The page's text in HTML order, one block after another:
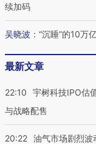
数智科技“链”接产
续加码
吴晓波 ： “沉睡”的10万
最新文章
22:10
宇树科技IPO估
与战略配售
20:22 油气市场剧烈波